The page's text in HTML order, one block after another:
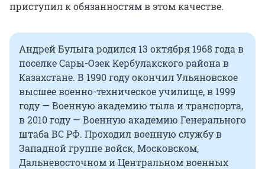
приступил к обязанностям в этом качестве.
Андрей Булыга родился 13 октября 1968 года в
поселке Сары-Озек Кербулакского района в
Казахстане. В 1990 году окончил Ульяновское
высшее военно-техническое училище, в 1999
году — Военную академию тыла и транспорта,
в 2010 году — Военную академию Генерального
штаба ВС РФ. Проходил военную службу в
Западной группе войск, Московском,
Дальневосточном и Центральном военных